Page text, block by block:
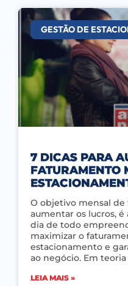
GESTÃO DE
7 DICAS PARA
FATURAMENTO
O objetivo mensal de
aumentar os lucros,
dia de todo
maximizar o
estacionamento e
ao negócio. Em
LEIA MAIS »